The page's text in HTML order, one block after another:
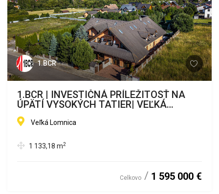
1.BCR
1.BCR | INVESTIČNÁ PRÍLEŽITOSŤ NA
ÚPÄTÍ VYSOKÝCH TATIER| VEĽKÁ
LOMNICA
Veľká Lomnica
1 133,18 m2
Celkovo 1 595 000 €